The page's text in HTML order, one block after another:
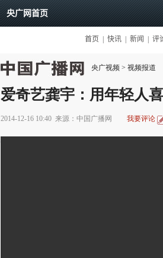
央广视频 > 视频报道
爱奇艺龚宇：用年轻人
2014-12-16 10:40 来源：中国广播网 我要评论